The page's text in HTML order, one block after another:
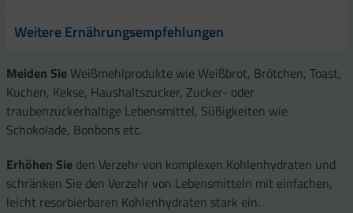
Weitere Ernährungsempfehlungen
Meiden Sie Weißmehlprodukte wie Weißbrot, Brötchen, Toast,
Kuchen, Kekse, Haushaltszucker, Zucker- oder
traubenzuckerhaltige Lebensmittel, Süßigkeiten wie
Schokolade, Bonbons etc.
Erhöhen Sie den Verzehr von komplexen Kohlenhydraten und
schränken Sie den Verzehr von Lebensmitteln mit einfachen,
leicht resorbierbaren Kohlenhydraten stark ein.